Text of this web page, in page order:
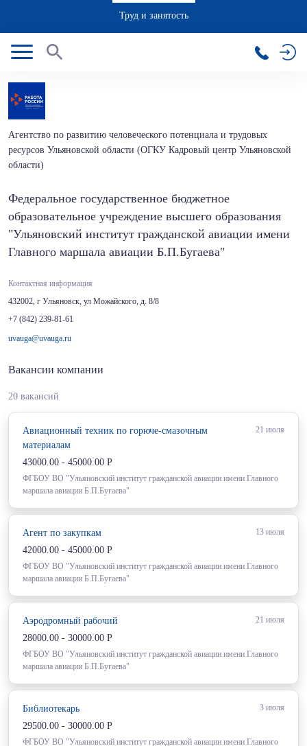
Труд и занятость
Агентство по развитию человеческого потенциала и трудовых
ресурсов Ульяновской области (ОГКУ Кадровый центр Ульяновской
области)
Федеральное государственное бюджетное
образовательное учреждение высшего образования
"Ульяновский институт гражданской авиации имени
Главного маршала авиации Б.П.Бугаева"
Контактная информация
432002, г Ульяновск, ул Можайского, д. 8/8
+7 (842) 239-81-61
uvauga@uvauga.ru
Вакансии компании
20 вакансий
Авиационный техник по горюче-смазочным
материалам
21 июля
43000.00 - 45000.00 Р
ФГБОУ ВО "Ульяновский институт гражданской авиации имени Главного
маршала авиации Б.П.Бугаева"
Агент по закупкам 13 июля
42000.00 - 45000.00 Р
ФГБОУ ВО "Ульяновский институт гражданской авиации имени Главного
маршала авиации Б.П.Бугаева"
Аэродромный рабочий 21 июля
28000.00 - 30000.00 Р
ФГБОУ ВО "Ульяновский институт гражданской авиации имени Главного
маршала авиации Б.П.Бугаева"
Библиотекарь 3 июля
29500.00 - 30000.00 Р
ФГБОУ ВО "Ульяновский институт гражданской авиации имени Главного